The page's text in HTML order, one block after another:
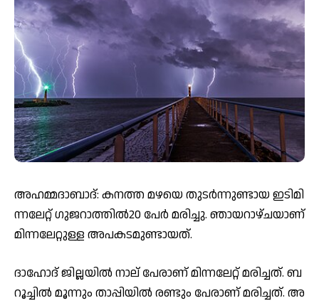
അ­​ഹ­​മ്മ­​ദാ­​ബാ​ദ്: ക­​ന­​ത്ത മ​ഴ­​യെ തു­​ട​ര്‍­​ന്നു​ണ്ടാ­​യ ഇ­​ടി­​മി­​
ന്ന­​ലേ­​റ്റ് ഗു­​ജ­​റാ­​ത്തി​ല്‍20 പേ​ര്‍ മ­​രി­​ച്ചു. ഞായറാഴ്ചയാ­​ണ്
മി­​ന്ന­​ലേ­​റ്റു­​ള്ള അ­​പ­​ക­​ട­​മു­​ണ്ടാ­​യ​ത്.
ദാ­​ഹോ­​ദ് ജി​ല്ല­​യി​ല്‍ നാ­​ല് പേ­​രാ­​ണ് മി­​ന്ന­​ലേ­​റ്റ് മ­​രി­​ച്ച​ത്. ബ­​
റൂ­​ച്ചി​ല്‍ മൂ​ന്നും താ­​പ്പി­​യി​ല്‍ ര​ണ്ടും പേ­​രാ­​ണ് മ­​രി­​ച്ചത്. അ­​